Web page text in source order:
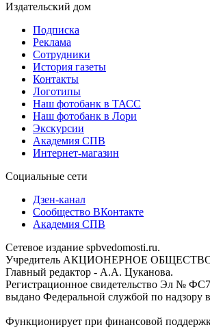
Издательский дом
Подписка
Реклама
Сотрудники
История газеты
Контакты
Логотипы
Наш фотобанк в ТАСС
Наш фотобанк в Лори
Экскурсии
Академия СПВ
Интернет-магазин
Социальные сети
Дзен-канал
Сообщество ВКонтакте
Академия СПВ
Сетевое издание spbvedomosti.ru.
Учредитель АКЦИОНЕРНОЕ
Главный редактор - А.А. Цуканова.
Регистрационное свидетельство Эл №
выдано Федеральной службой по надзору
Функционирует при финансовой